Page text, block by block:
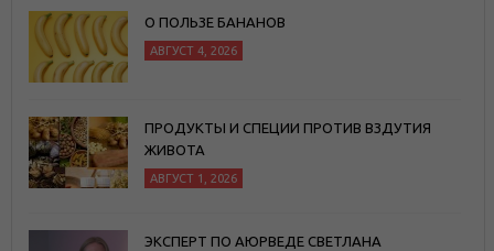
О ПОЛЬЗЕ БАНАНОВ
АВГУСТ 4, 2026
ПРОДУКТЫ И СПЕЦИИ ПРОТИВ ВЗДУТИЯ
ЖИВОТА
АВГУСТ 1, 2026
ЭКСПЕРТ ПО АЮРВЕДЕ СВЕТЛАНА